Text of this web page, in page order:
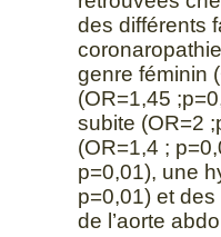
des différents
genre féminin
(OR=1,45
subite (OR=2
(OR=1,4 ;
p=0,01), une
p=0,01) et
de l’aorte